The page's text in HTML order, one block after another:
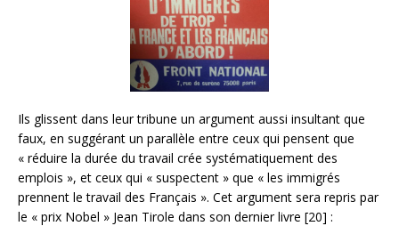
Ils glissent dans leur tribune un argument aussi insultant que
faux, en suggérant un parallèle entre ceux qui pensent que
« réduire la durée du travail crée systématiquement des
emplois », et ceux qui « suspectent » que « les immigrés
prennent le travail des Français ». Cet argument sera repris par
le « prix Nobel » Jean Tirole dans son dernier livre [20] :